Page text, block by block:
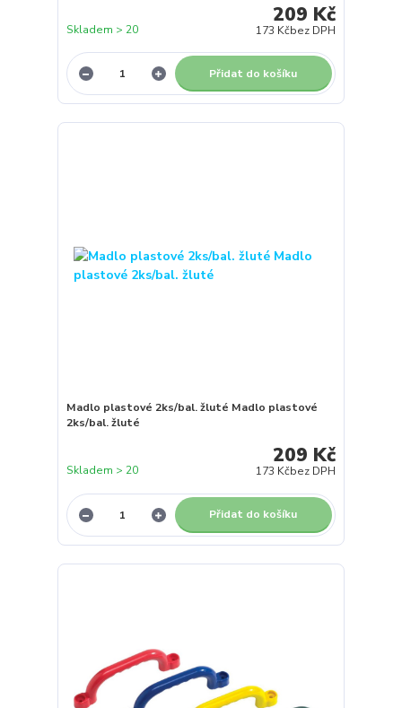
209 Kč
173 Kčbez DPH
Skladem > 20
Přidat do košíku
Madlo plastové 2ks/bal. žluté Madlo plastové
2ks/bal. žluté
209 Kč
173 Kčbez DPH
Skladem > 20
Přidat do košíku